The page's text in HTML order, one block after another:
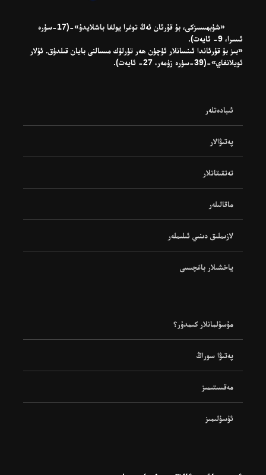
«شۈبھىسىزكى، بۇ قۇرئان ئەڭ توغرا يولغا باشلايدۇ»-(17-سۈرە
ئىسرا، 9- ئايەت).
«بىز بۇ قۇرئاندا ئىنسانلار ئۈچۈن ھەر تۈرلۈك مىسالنى بايان قىلدۇق. ئۇلار
ئويلانغاي»-(39-سۈرە زۇمەر، 27- ئايەت).
ئىبادەتلەر
پەتىۋالار
تەتقىقاتلار
ماقالىلەر
لازىملىق دىنىي ئىلىملەر
ياخشىلار باغچىسى
مۇسۇلمانلار كىمدۇر؟
پەتىۋا سوراڭ
مەقسىتىمىز
ئۇسۇلىمىز